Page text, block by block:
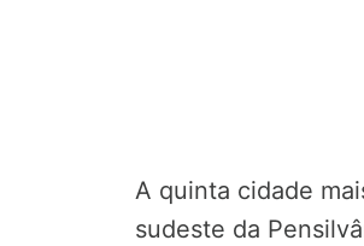
A quinta cidade
sudeste da